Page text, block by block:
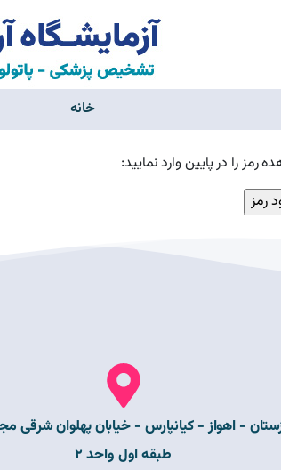
خانه
را در پایین وارد نمایید:
- اهواز - کیانپارس - خیابان پهلوان شرقی
طبقه اول واحد 2